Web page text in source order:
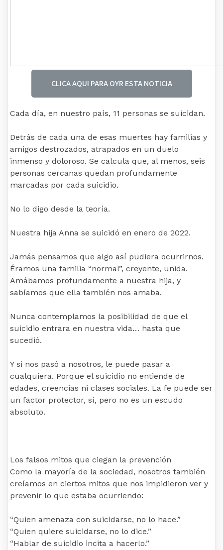
CLICA AQUI PARA OYR ESTA NOTICIA
Cada día, en nuestro país, 11 personas se suicidan.
Detrás de cada una de esas muertes hay familias y
amigos destrozados, atrapados en un duelo
inmenso y doloroso. Se calcula que, al menos, seis
personas cercanas quedan profundamente
marcadas por cada suicidio.
No lo digo desde la teoría.
Nuestra hija Anna se suicidó en enero de 2022.
Jamás pensamos que algo así pudiera ocurrirnos.
Éramos una familia “normal”, creyente, unida.
Amábamos profundamente a nuestra hija, y
sabíamos que ella también nos amaba.
Nunca contemplamos la posibilidad de que el
suicidio entrara en nuestra vida… hasta que
sucedió.
Y si nos pasó a nosotros, le puede pasar a
cualquiera. Porque el suicidio no entiende de
edades, creencias ni clases sociales. La fe puede ser
un factor protector, sí, pero no es un escudo
absoluto.
Los falsos mitos que ciegan la prevención
Como la mayoría de la sociedad, nosotros también
creíamos en ciertos mitos que nos impidieron ver y
prevenir lo que estaba ocurriendo:
“Quien amenaza con suicidarse, no lo hace.”
“Quien quiere suicidarse, no lo dice.”
“Hablar de suicidio incita a hacerlo.”